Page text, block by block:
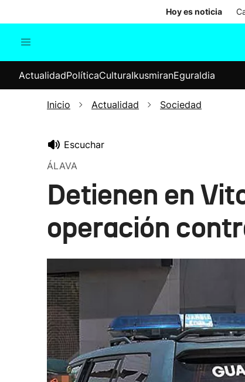
Hoy es noticia
Internacional
Elecciones
ActualidadPolíticaCulturaIkusmiranEguraldia
Inicio Actualidad Sociedad
Escuchar
ÁLAVA
Detienen en
operación